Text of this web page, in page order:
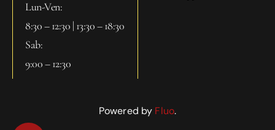
Lun-Ven:
8:30 – 12:30 | 13:30 – 18:30
Sab:
9:00 – 12:30
Powered by Fluo.